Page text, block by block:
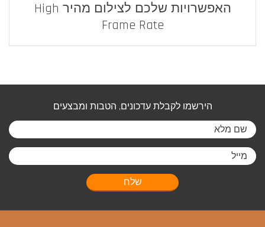
האפשרויות שלכם לצילום מהיר High
Frame Rate
הירשמו לקבלת עדכונים, הטבות ומבצעים
שלח